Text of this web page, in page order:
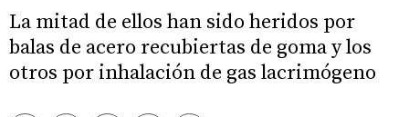
La mitad de ellos han sido heridos por
balas de acero recubiertas de goma y los
otros por inhalación de gas lacrimógeno